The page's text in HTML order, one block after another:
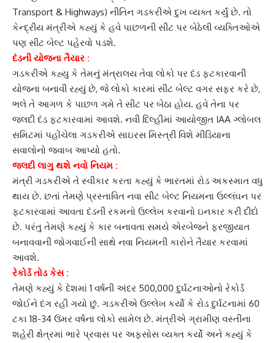
Transport & Highways) નીતિન ગડકરીએ દુખ વ્યક્ત કર્યું છે. તો
કેન્દ્રીય મંત્રીએ કહ્યું કે હવે પાછળની સીટ પર બેઠેલી વ્યક્તિઓએ
પણ સીટ બેલ્ટ પહેરવો પડશે.
દંડની યોજના તૈયાર :
ગડકરીએ કહ્યુ કે તેમનું મંત્રાલય તેવા લોકો પર દંડ ફટકારવાની
યોજના બનાવી રહ્યું છે, જે લોકો કારમાં સીટ બેલ્ટ વગર સફર કરે છે,
ભલે તે આગળ કે પાછળ ગમે તે સીટ પર બેઠા હોય. હવે તેના પર
જલદી દંડ ફટકારવામાં આવશે. નવી દિલ્હીમાં આયોજીત IAA ગ્લોબલ
સમિટમાં પહોંચેલા ગડકરીએ સાઇરસ મિસ્ત્રી વિશે મીડિયાના
સવાલોનો જવાબ આપ્યો હતો.
જલદી લાગુ થશે નવો નિયમ :
મંત્રી ગડકરીએ તે સ્વીકાર કરતા કહ્યું કે ભારતમાં રોડ અકસ્માત વધુ
થાય છે. છતાં તેમણે પ્રસ્તાવિત નવા સીટ બેલ્ટ નિયમના ઉલ્લંઘન પર
ફટકારવામાં આવતા દંડની રકમનો ઉલ્લેખ કરવાનો ઇનકાર કરી દીદો
છે. પરંતુ તેમણે કહ્યું કે કાર બનાવતા સમયે એરબેજને ફરજીયાત
બનાવવાની જોગવાઈની સાથે નવા નિયમની કારોને તૈયાર કરવામાં
આવશે.
રેકોર્ડ તોડ કેસ :
તેમણે કહ્યું કે દેશમાં 1 વર્ષની અંદર 500,000 દુર્ઘટનાઓનો રેકોર્ડ
જોઈને દંગ રહી ગયો છું. ગડકરીએ ઉલ્લેખ કર્યો કે રોડ દુર્ઘટનામાં 60
ટકા 18-34 ઉંમર વર્ષના લોકો સામેલ છે. મંત્રીએ ગ્રામીણ વસ્તીના
શહેરી ક્ષેત્રમાં ભારે પ્રવાસ પર અફસોસ વ્યક્ત કર્યો અને કહ્યું કે